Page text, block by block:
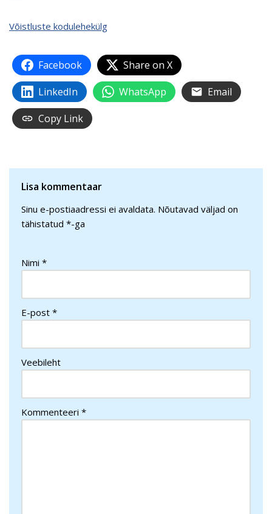
Võistluste kodulehekülg
Facebook
Share on X
LinkedIn
WhatsApp
Email
Copy Link
Lisa kommentaar
Sinu e-postiaadressi ei avaldata. Nõutavad väljad on
tähistatud *-ga
Nimi *
E-post *
Veebileht
Kommenteeri *